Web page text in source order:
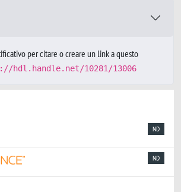
per citare o creare un link a questo
hdl.handle.net/10281/13006
ND
ND